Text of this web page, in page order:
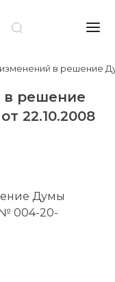
в решение
в решение
22.10.2008
Думы
№ 004-20-